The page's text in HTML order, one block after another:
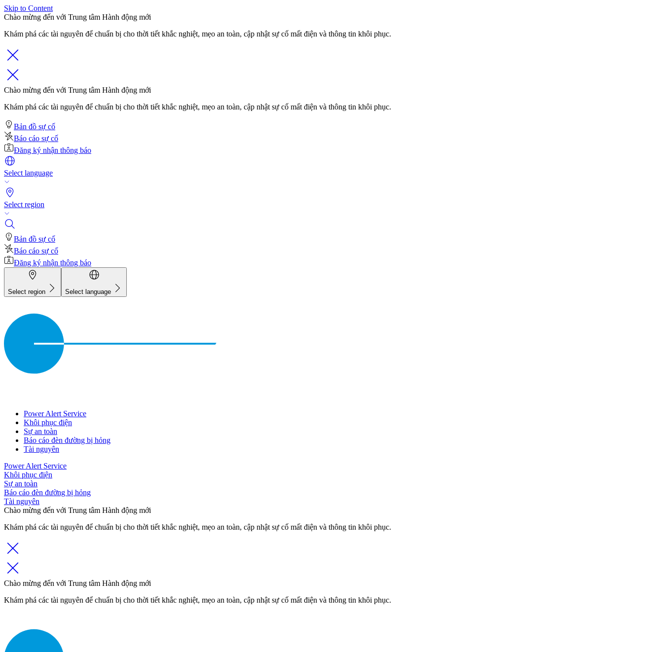
Skip to Content
Chào mừng đến với Trung tâm Hành động mới
Khám phá các tài nguyên để chuẩn bị cho thời tiết khắc nghiệt, mẹo an toàn, cập nhật sự cố mất điện và thông tin khôi phục.
Chào mừng đến với Trung tâm Hành động mới
Khám phá các tài nguyên để chuẩn bị cho thời tiết khắc nghiệt, mẹo an toàn, cập nhật sự cố mất điện và thông tin khôi phục.
Bản đồ sự cố
Báo cáo sự cố
Đăng ký nhận thông báo
Select language
Select region
Bản đồ sự cố
Báo cáo sự cố
Đăng ký nhận thông báo
Select region Select language
Power Alert Service
Khôi phục điện
Sự an toàn
Báo cáo đèn đường bị hỏng
Tài nguyên
Power Alert Service
Khôi phục điện
Sự an toàn
Báo cáo đèn đường bị hỏng
Tài nguyên
Chào mừng đến với Trung tâm Hành động mới
Khám phá các tài nguyên để chuẩn bị cho thời tiết khắc nghiệt, mẹo an toàn, cập nhật sự cố mất điện và thông tin khôi phục.
Chào mừng đến với Trung tâm Hành động mới
Khám phá các tài nguyên để chuẩn bị cho thời tiết khắc nghiệt, mẹo an toàn, cập nhật sự cố mất điện và thông tin khôi phục.